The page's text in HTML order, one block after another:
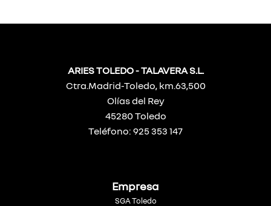
ARIES TOLEDO - TALAVERA S.L.
Ctra.Madrid-Toledo, km.63,500
Olías del Rey
45280 Toledo
Teléfono: 925 353 147
Empresa
SGA Toledo